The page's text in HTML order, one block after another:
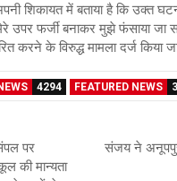
में बताया है कि उक्त घटना
उपर फर्जी बनाकर मुझे फंसाया
करने के विरुद्ध मामला दर्ज किया
4294 FEATURED NEWS
पर
की मान्यता
संजय ने अनूपपुर